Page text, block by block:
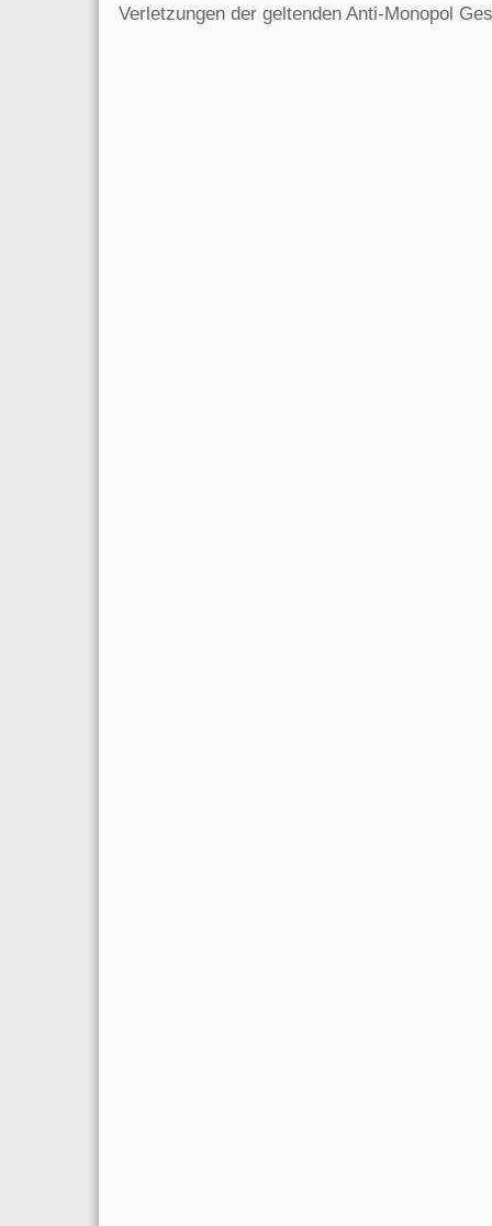
Verletzungen der geltenden Anti-Monopol